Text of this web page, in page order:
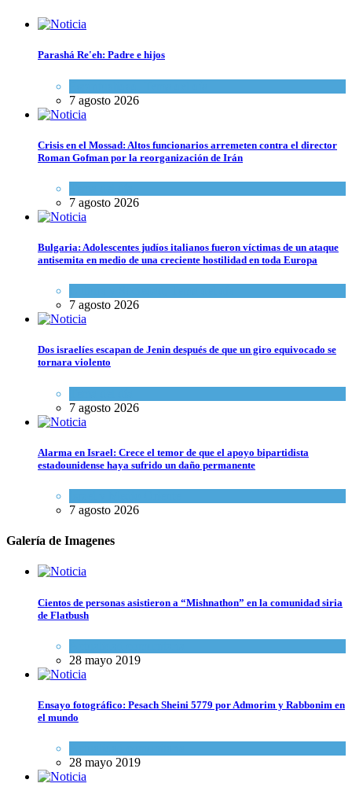
Parashá Re'eh: Padre e hijos
7 agosto 2026
Crisis en el Mossad: Altos funcionarios arremeten contra el director
Roman Gofman por la reorganización de Irán
7 agosto 2026
Bulgaria: Adolescentes judíos italianos fueron víctimas de un ataque
antisemita en medio de una creciente hostilidad en toda Europa
7 agosto 2026
Dos israelíes escapan de Jenin después de que un giro equivocado se
tornara violento
7 agosto 2026
Alarma en Israel: Crece el temor de que el apoyo bipartidista
estadounidense haya sufrido un daño permanente
7 agosto 2026
Galería de Imagenes
Cientos de personas asistieron a “Mishnathon” en la comunidad siria
de Flatbush
28 mayo 2019
Ensayo fotográfico: Pesach Sheini 5779 por Admorim y Rabbonim en
el mundo
28 mayo 2019